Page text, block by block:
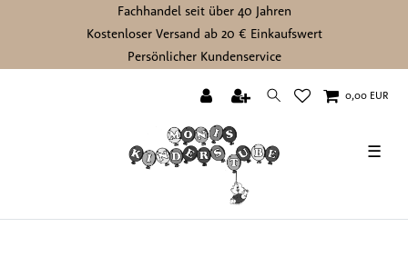
Fachhandel seit über 40 Jahren
Kostenloser Versand ab 20 € Einkaufswert
Persönlicher Kundenservice
0,00 EUR
☰